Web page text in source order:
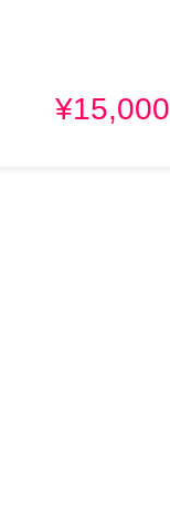
¥15,000